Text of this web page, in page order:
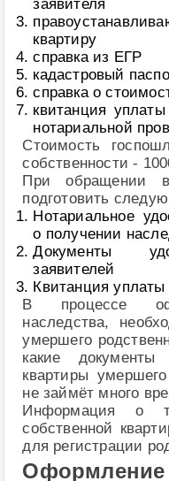
заявителя
квартиру
справка из ЕГР
кадастровый
справка о
квитанция
нотариальной
Стоимость
собственности -
При обращении
подготовить
Нотариальное
о получении
Документы
заявителей
Квитанция
В процессе
наследства,
умершего
какие
квартиры
не займёт много
Информация о
собственной
для регистрации